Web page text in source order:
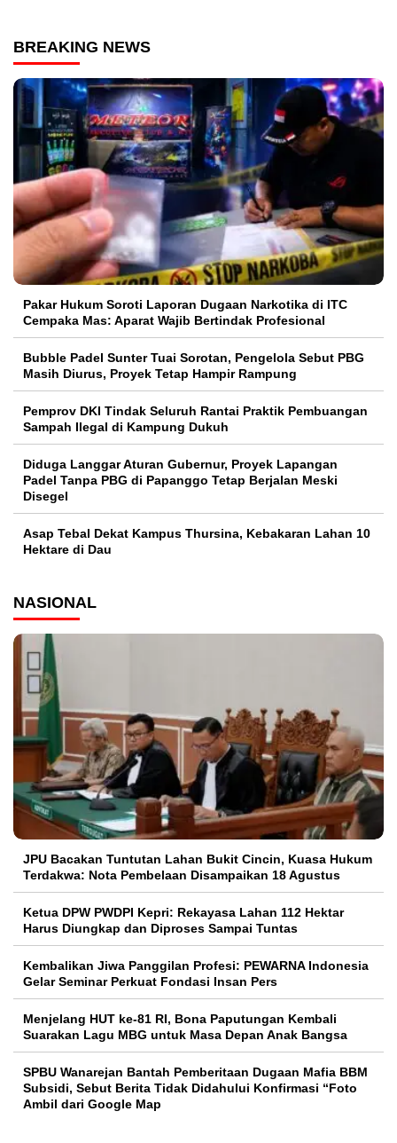
BREAKING NEWS
Pakar Hukum Soroti Laporan Dugaan Narkotika di ITC
Cempaka Mas: Aparat Wajib Bertindak Profesional
Bubble Padel Sunter Tuai Sorotan, Pengelola Sebut PBG
Masih Diurus, Proyek Tetap Hampir Rampung
Pemprov DKI Tindak Seluruh Rantai Praktik Pembuangan
Sampah Ilegal di Kampung Dukuh
Diduga Langgar Aturan Gubernur, Proyek Lapangan
Padel Tanpa PBG di Papanggo Tetap Berjalan Meski
Disegel
Asap Tebal Dekat Kampus Thursina, Kebakaran Lahan 10
Hektare di Dau
NASIONAL
JPU Bacakan Tuntutan Lahan Bukit Cincin, Kuasa Hukum
Terdakwa: Nota Pembelaan Disampaikan 18 Agustus
Ketua DPW PWDPI Kepri: Rekayasa Lahan 112 Hektar
Harus Diungkap dan Diproses Sampai Tuntas
Kembalikan Jiwa Panggilan Profesi: PEWARNA Indonesia
Gelar Seminar Perkuat Fondasi Insan Pers
Menjelang HUT ke-81 RI, Bona Paputungan Kembali
Suarakan Lagu MBG untuk Masa Depan Anak Bangsa
SPBU Wanarejan Bantah Pemberitaan Dugaan Mafia BBM
Subsidi, Sebut Berita Tidak Didahului Konfirmasi “Foto
Ambil dari Google Map